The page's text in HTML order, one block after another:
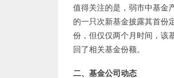
值得关注的是，弱市中基金
的一只次新基金披露其首份
份，但仅仅两个月时间，该
回了相关基金份额。
二、基金公司动态